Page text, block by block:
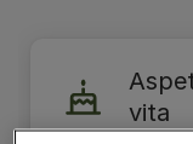
vita